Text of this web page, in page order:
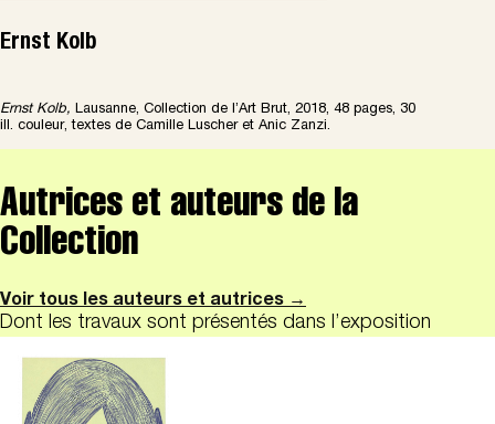
Ernst Kolb
Ernst Kolb, Lausanne, Collection de l’Art Brut, 2018, 48 pages, 30
ill. couleur, textes de Camille Luscher et Anic Zanzi.
Autrices et auteurs de la
Collection
Voir tous les auteurs et autrices →
Dont les travaux sont présentés dans l’exposition